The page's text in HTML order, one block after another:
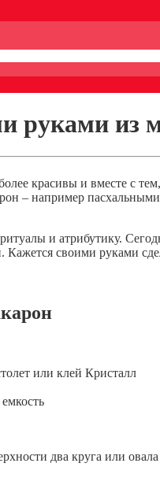
руками из
красивы и вместе с
– например
и атрибутику.
своими руками
или клей Кристалл
два круга или